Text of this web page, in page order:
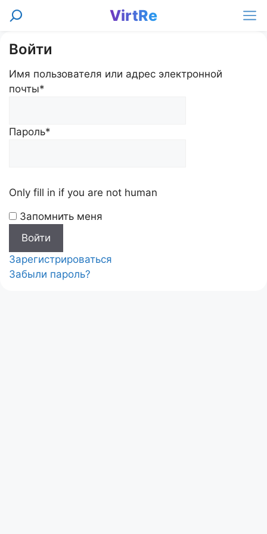
Перейти
VirtRe
Поиск
Войти
Имя пользователя или адрес электронной
почты*
Пароль*
Only fill in if you are not human
Запомнить меня
Зарегистрироваться
Забыли пароль?